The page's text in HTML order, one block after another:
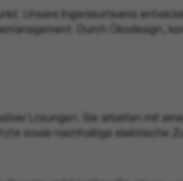
Unsere Ingenieurteams
Durch Ökodesign,
Lösungen. Sie arbeiten mit
sowie nachhaltige elektrische